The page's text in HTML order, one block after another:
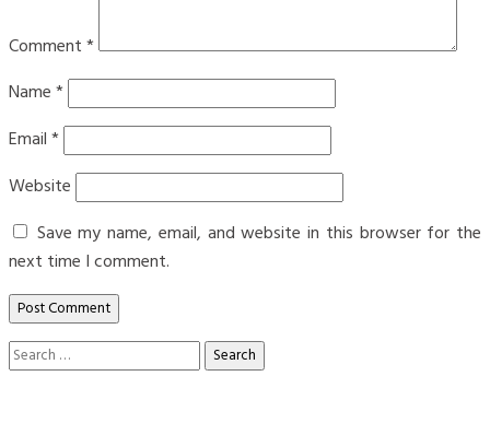
Comment*
Name*
Email*
Website
Save my name, email, and website in this browser for the
next time I comment.
Search